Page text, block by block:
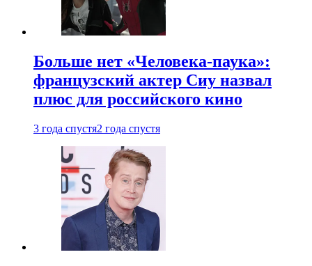
Больше нет «Человека-паука»:
французский актер Сиу назвал
плюс для российского кино
3 года спустя2 года спустя